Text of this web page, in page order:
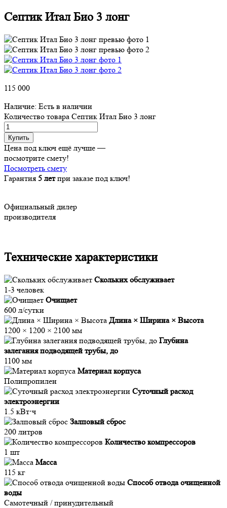
Септик Итал Био 3 лонг
115 000
Наличие: Есть в наличии
Количество товара Септик Итал Био 3 лонг
Купить
Цена под ключ ещё лучше —
посмотрите смету!
Посмотреть смету
Гарантия 5 лет при заказе под ключ!
Официальный дилер
производителя
Технические характеристики
Скольких обслуживает
1-3 человек
Очищает
600 л/сутки
Длина × Ширина × Высота
1200 × 1200 × 2100 мм
Глубина
залегания подводящей трубы, до
1100 мм
Материал корпуса
Полипропилен
Суточный расход
электроэнергии
1.5 кВт⋅ч
Залповый сброс
200 литров
Количество компрессоров
1 шт
Масса
115 кг
Способ отвода очищенной
воды
Самотечный / принудительный